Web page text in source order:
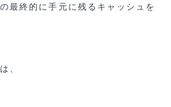
最終的に手元に残るキャッシュを
、